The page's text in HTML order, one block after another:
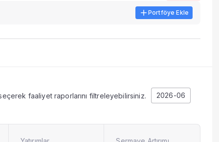
destekleyen veri ve göstergeleri bir arada sunar.
Portföye Ekle
faaliyet raporlarını filtreleyebilirsiniz. 2026-06